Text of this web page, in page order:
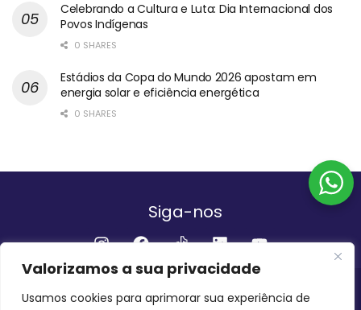
Valorizamos a sua privacidade
Usamos cookies para aprimorar sua experiência de
Celebrando a Cultura e Luta: Dia Internacional dos
Povos Indígenas
0 SHARES
Estádios da Copa do Mundo 2026 apostam em
energia solar e eficiência energética
0 SHARES
Siga-nos
Institucional